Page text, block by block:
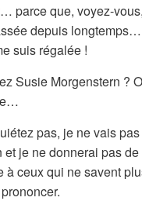
parce que, voyez-
depuis
suis régalée !
Susie Morgenstern ?
pas, je ne vais
et je ne donnerai pas
à ceux qui ne savent